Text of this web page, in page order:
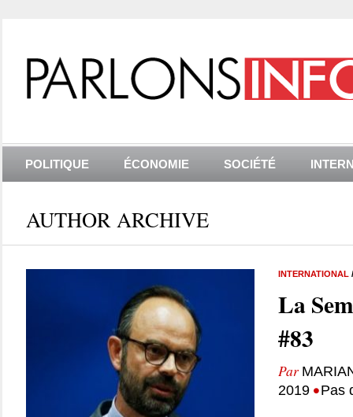
POLITIQUE ÉCONOMIE SOCIÉTÉ
AUTHOR ARCHIVE
INTERNATIONAL
La
#83
Par
2019 •Pas